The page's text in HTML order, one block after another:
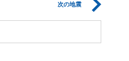
次の地震